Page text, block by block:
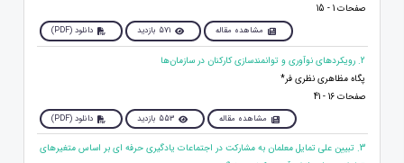
صفحات 1 - 15
مشاهده مقاله 571 بازدید دانلود (PDF)
2. رویکردهای نوآوری و توانمندسازی کارکنان در سازمان‌ها
پگاه مظاهری نظری فر*
صفحات 16 - 41
مشاهده مقاله 553 بازدید دانلود (PDF)
3. تبیین علی تمایل معلمان به مشارکت در اجتماعات یادگیری حرفه ای بر اساس متغیرهای